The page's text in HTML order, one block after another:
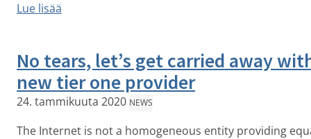
Lue lisää
No tears, let’s get carried away
new tier one provider
24. tammikuuta 2020 NEWS
The Internet is not a homogeneous entity providing